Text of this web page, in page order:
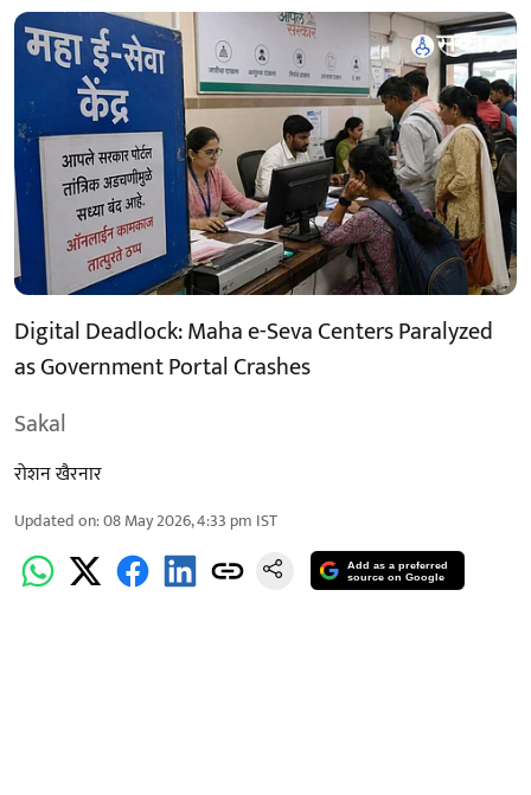
Digital Deadlock: Maha e-Seva Centers Paralyzed
as Government Portal Crashes
Sakal
रोशन खैरनार
Updated on:08 May 2026, 4:33 pm IST
Add as a preferred
source on Google